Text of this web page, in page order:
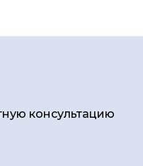
консультацию